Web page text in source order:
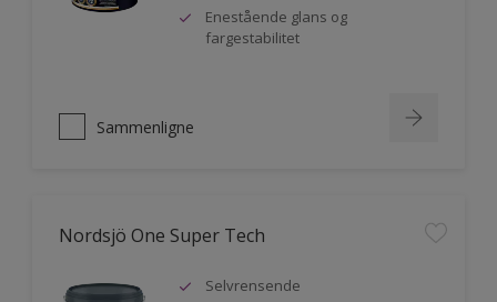
Enestående glans og
fargestabilitet
Sammenligne
Nordsjö One Super Tech
Selvrensende